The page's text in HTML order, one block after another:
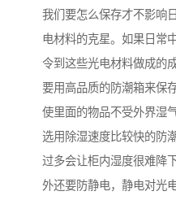
我们要怎么保存才不影响
电材料的克星。如果日常
令到这些光电材料做成的
要用高品质的防潮箱来保
使里面的物品不受外界湿
选用除湿速度比较快的防
过多会让柜内湿度很难降
外还要防静电，静电对光